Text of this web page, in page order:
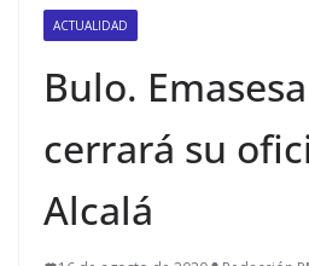
ACTUALIDAD
Bulo.
cerrará su
Alcalá